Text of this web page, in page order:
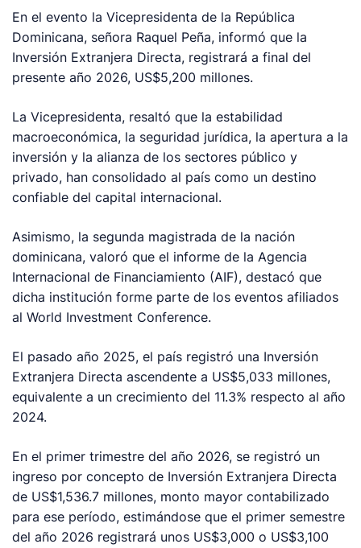
En el evento la Vicepresidenta de la República
Dominicana, señora Raquel Peña, informó que la
Inversión Extranjera Directa, registrará a final del
presente año 2026, US$5,200 millones.
La Vicepresidenta, resaltó que la estabilidad
macroeconómica, la seguridad jurídica, la apertura a la
inversión y la alianza de los sectores público y
privado, han consolidado al país como un destino
confiable del capital internacional.
Asimismo, la segunda magistrada de la nación
dominicana, valoró que el informe de la Agencia
Internacional de Financiamiento (AIF), destacó que
dicha institución forme parte de los eventos afiliados
al World Investment Conference.
El pasado año 2025, el país registró una Inversión
Extranjera Directa ascendente a US$5,033 millones,
equivalente a un crecimiento del 11.3% respecto al año
2024.
En el primer trimestre del año 2026, se registró un
ingreso por concepto de Inversión Extranjera Directa
de US$1,536.7 millones, monto mayor contabilizado
para ese período, estimándose que el primer semestre
del año 2026 registrará unos US$3,000 o US$3,100